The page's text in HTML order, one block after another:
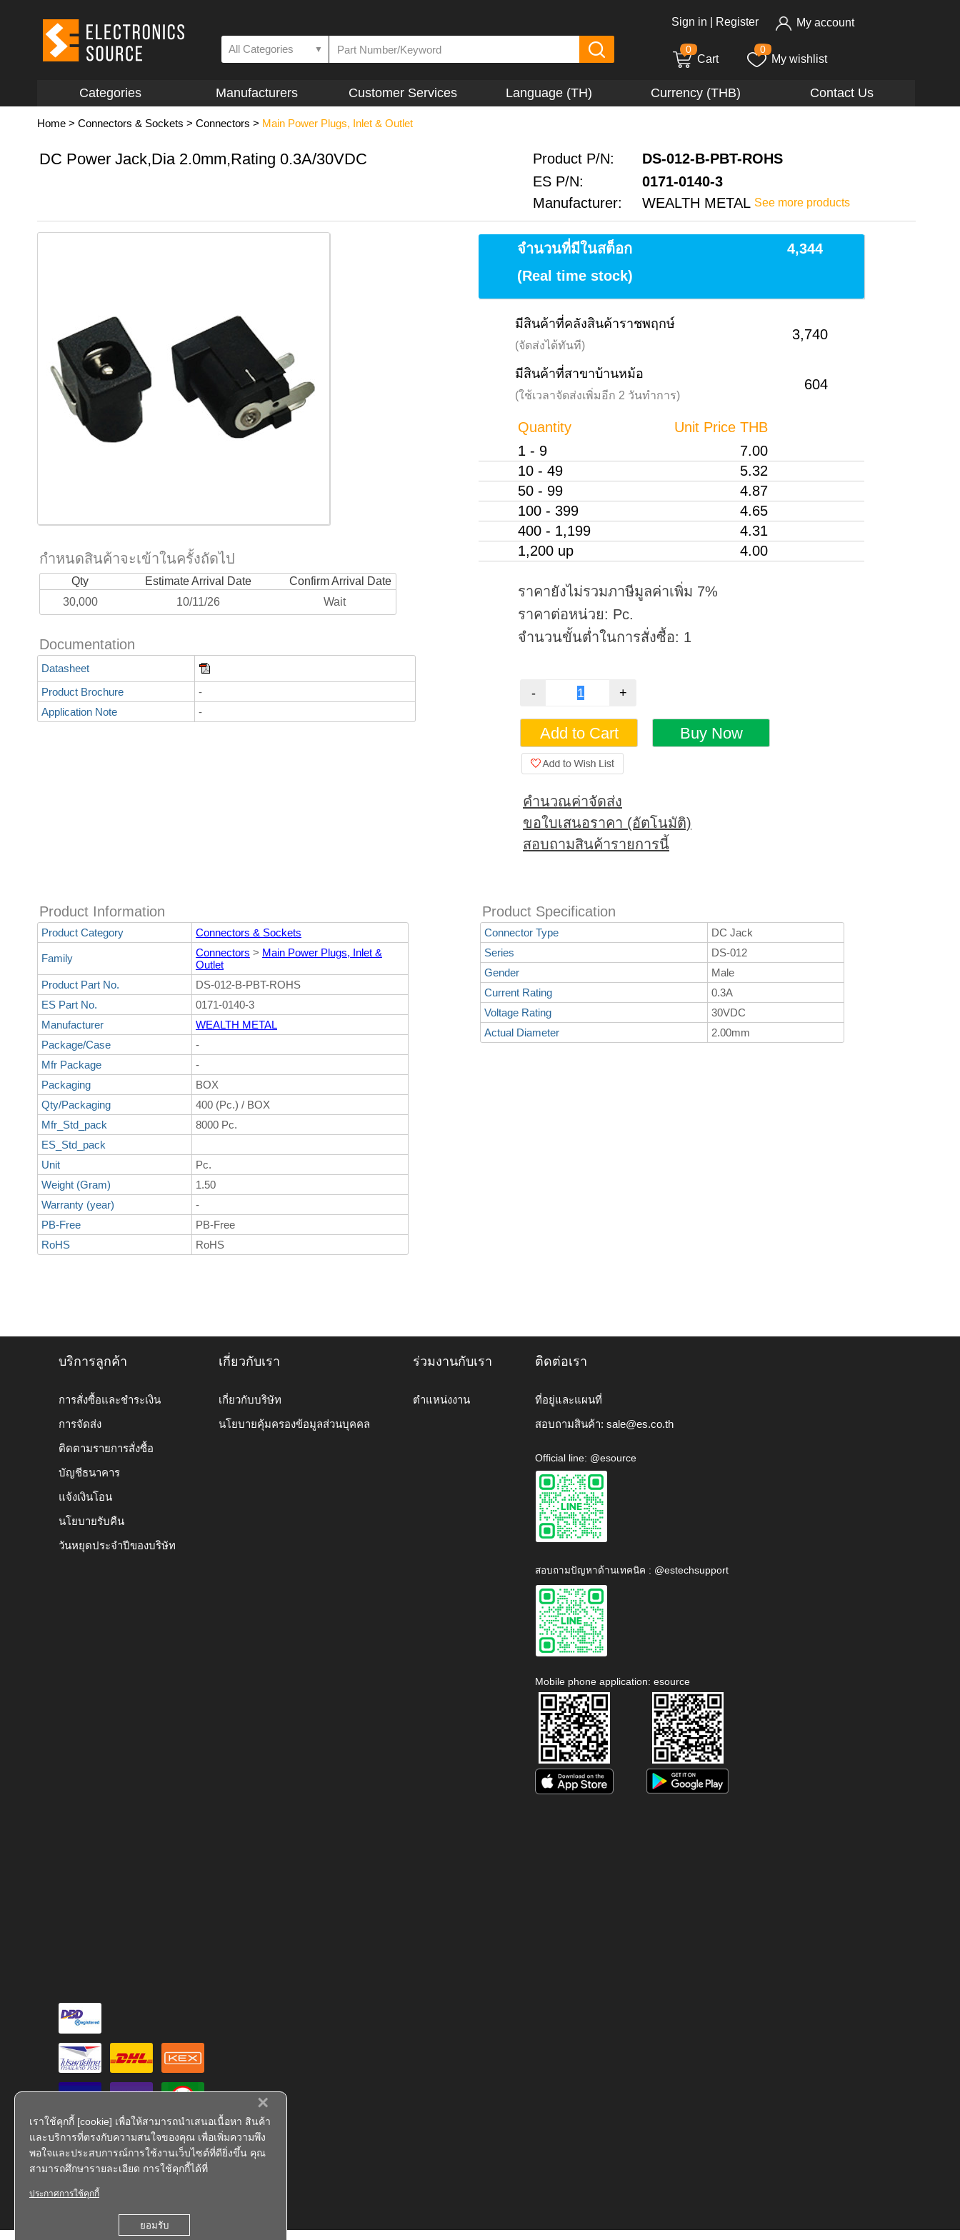
×
เราใช้คุกกี้ [cookie] เพื่อให้สามารถนำเสนอเนื้อหา สินค้า
และบริการที่ตรงกับความสนใจของคุณ เพื่อเพิ่มความพึง
พอใจและประสบการณ์การใช้งานเว็บไซต์ที่ดียิ่งขึ้น คุณ
สามารถศึกษารายละเอียด การใช้คุกกี้ได้ที่
ประกาศการใช้คุกกี้
ยอมรับ
All Categories ▼
Sign in Register My account
0
Cart
0
My wishlist
Categories Manufacturers Customer Services Language (TH) Currency (THB) Contact Us
Home > Connectors & Sockets > Connectors > Main Power Plugs, Inlet & Outlet
DC Power Jack,Dia 2.0mm,Rating 0.3A/30VDC Product P/N:
DS-012-B-PBT-ROHS
ES P/N:
0171-0140-3
Manufacturer:
WEALTH METAL See more products
กำหนดสินค้าจะเข้าในครั้งถัดไป
Qty Estimate Arrival Date
Confirm Arrival Date
30,000
10/11/26 Wait
Documentation
Datasheet
Product Brochure
-
Application Note
-
จำนวนที่มีในสต็อก
4,344
(Real time stock)
มีสินค้าที่คลังสินค้าราชพฤกษ์
(จัดส่งได้ทันที)
3,740
มีสินค้าที่สาขาบ้านหม้อ
(ใช้เวลาจัดส่งเพิ่มอีก 2 วันทำการ)
604
Quantity
Unit Price THB
1 - 9
7.00
10 - 49
5.32
50 - 99
4.87
100 - 399
4.65
400 - 1,199
4.31
1,200 up
4.00
ราคายังไม่รวมภาษีมูลค่าเพิ่ม 7%
ราคาต่อหน่วย: Pc.
จำนวนขั้นต่ำในการสั่งซื้อ: 1
คำนวณค่าจัดส่ง
ขอใบเสนอราคา (อัตโนมัติ)
สอบถามสินค้ารายการนี้
Product Information
Product Category Connectors & Sockets
Family Connectors > Main Power Plugs, Inlet &
Outlet
Product Part No.
DS-012-B-PBT-ROHS
ES Part No.
0171-0140-3
Manufacturer
WEALTH METAL
Package/Case
-
Mfr Package
-
Packaging
BOX
Qty/Packaging
400 (Pc.) / BOX
Mfr_Std_pack
8000 Pc.
ES_Std_pack
Unit
Pc.
Weight (Gram)
1.50
Warranty (year)
-
PB-Free
PB-Free
RoHS
RoHS
Product Specification
Connector Type
DC Jack
Series
DS-012
Gender
Male
Current Rating
0.3A
Voltage Rating
30VDC
Actual Diameter
2.00mm
บริการลูกค้า
การสั่งซื้อและชำระเงิน
การจัดส่ง
ติดตามรายการสั่งซื้อ
บัญชีธนาคาร
แจ้งเงินโอน
นโยบายรับคืน
วันหยุดประจำปีของบริษัท
เกี่ยวกับเรา
เกี่ยวกับบริษัท
นโยบายคุ้มครองข้อมูลส่วนบุคคล
ร่วมงานกับเรา
ตำแหน่งงาน
ติดต่อเรา
ที่อยู่และแผนที่
สอบถามสินค้า: sale@es.co.th
Official line: @esource
สอบถามปัญหาด้านเทคนิค : @estechsupport
Mobile phone application: esource